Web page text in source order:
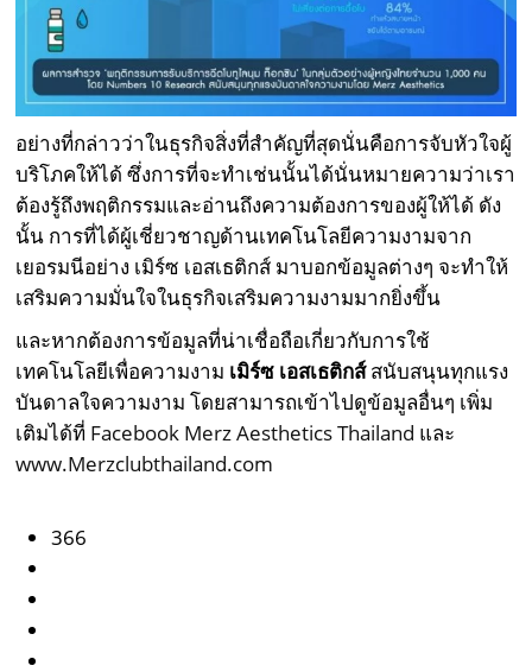
อย่างที่กล่าวว่าในธุรกิจสิ่งที่สำคัญที่สุดนั่นคือการจับหัวใจผู้
บริโภคให้ได้ ซึ่งการที่จะทำเช่นนั้นได้นั่นหมายความว่าเรา
ต้องรู้ถึงพฤติกรรมและอ่านถึงความต้องการของผู้ให้ได้ ดัง
นั้น การที่ได้ผู้เชี่ยวชาญด้านเทคโนโลยีความงามจาก
เยอรมนีอย่าง เมิร์ซ เอสเธติกส์ มาบอกข้อมูลต่างๆ จะทำให้
เสริมความมั่นใจในธุรกิจเสริมความงามมากยิ่งขึ้น
และหากต้องการข้อมูลที่น่าเชื่อถือเกี่ยวกับการใช้
เทคโนโลยีเพื่อความงาม เมิร์ซ เอสเธติกส์สนับสนุนทุกแรง
บันดาลใจความงาม โดยสามารถเข้าไปดูข้อมูลอื่นๆ เพิ่ม
เติมได้ที่ Facebook Merz Aesthetics Thailand และ
www.Merzclubthailand.com
366